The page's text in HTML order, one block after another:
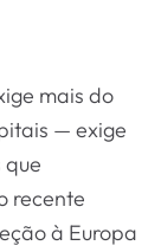
mais do
— exige
recente
à Europa